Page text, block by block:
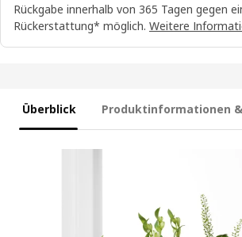
Rückgabe innerhalb von 365 Tagen gegen
Rückerstattung* möglich. Weitere
Überblick Produktinformationen